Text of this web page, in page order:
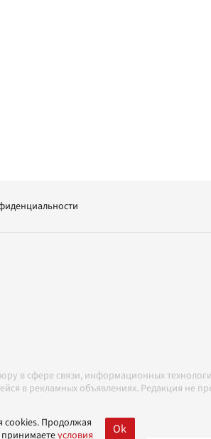
в сфере связи, информационных
в рекламных объявлениях. Редакция не
Правилами
cookies. Продолжая
принимаетеусловия Ok